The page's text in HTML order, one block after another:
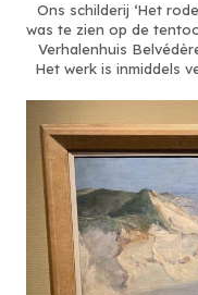
Ons schilderij ‘Het
was te zien op de
Verhalenhuis
Het werk is inmiddels